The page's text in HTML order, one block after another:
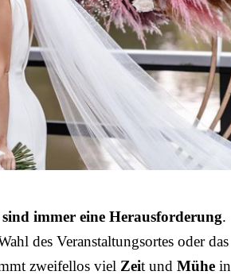
immer eine Herausforderung.
des Veranstaltungsortes oder das
zweifellos viel Zeit und Mühe in